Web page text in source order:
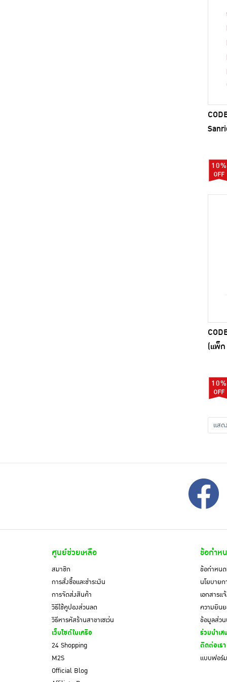
10%
(แพ็ก
10%
แสดง
ศูนย์ช่วยเหลือ
สมาชิก
การสั่งซื้อและชำระเงิน
การจัดส่งสินค้า
วิธีใช้คูปองส่วนลด
วิธีหารหัสร้านสาขาเซเว่น
เว็บไซต์ในเครือ
24 Shopping
M2S
Official Blog
ข้อกำห
ข้อกำหนด
นโยบายก
เอกสาร
ความยินย
ข้อมูลส่ว
ร่วมนำเส
ติดต่อเรา
แบบฟอร์